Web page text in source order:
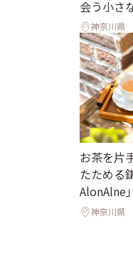
会う小さ
神奈川県
お茶を片
たためる
AlonAlne」
神奈川県